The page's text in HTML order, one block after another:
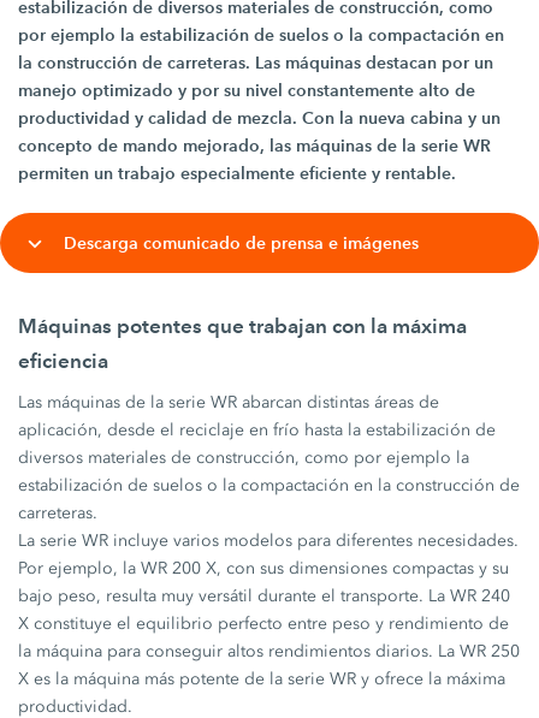
estabilización de diversos materiales de construcción, como
por ejemplo la estabilización de suelos o la compactación en
la construcción de carreteras. Las máquinas destacan por un
manejo optimizado y por su nivel constantemente alto de
productividad y calidad de mezcla. Con la nueva cabina y un
concepto de mando mejorado, las máquinas de la serie WR
permiten un trabajo especialmente eficiente y rentable.
Descarga comunicado de prensa e imágenes
Máquinas potentes que trabajan con la máxima
eficiencia
Las máquinas de la serie WR abarcan distintas áreas de
aplicación, desde el reciclaje en frío hasta la estabilización de
diversos materiales de construcción, como por ejemplo la
estabilización de suelos o la compactación en la construcción de
carreteras.
La serie WR incluye varios modelos para diferentes necesidades.
Por ejemplo, la WR 200 X, con sus dimensiones compactas y su
bajo peso, resulta muy versátil durante el transporte. La WR 240
X constituye el equilibrio perfecto entre peso y rendimiento de
la máquina para conseguir altos rendimientos diarios. La WR 250
X es la máquina más potente de la serie WR y ofrece la máxima
productividad.